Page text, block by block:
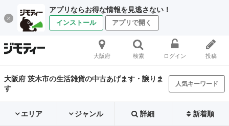
アプリならお得な情報を見逃さない！
インストール アプリで開く
大阪府 検索 ログイン 投稿
大阪府 茨木市の生活雑貨の中古あげます・譲りま
す
人気キーワード
エリア ジャンル 詳細 新着順